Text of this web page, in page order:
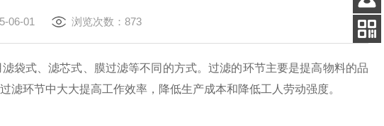
06-01 浏览次数：873
式、滤芯式、膜过滤等不同的方式。过滤的环节主要是提高物料的品
环节中大大提高工作效率，降低生产成本和降低工人劳动强度。
客服
电话
加微信